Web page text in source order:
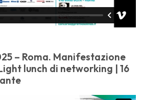
– Roma. Manifestazione
lunch di networking | 16